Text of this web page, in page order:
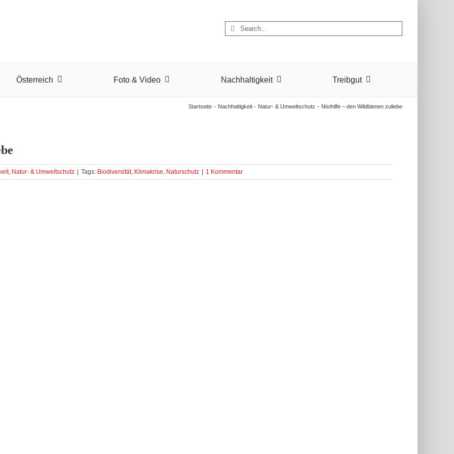
Suche
Österreich Foto & Video Nachhaltigkeit Treibgut
Startseite Nachhaltigkeit Natur- & Umweltschutz Nisthilfe – den Wildbienen zuliebe
, Natur- & Umweltschutz Tags: Biodiversität, Klimakrise, Naturschutz 1 Kommentar